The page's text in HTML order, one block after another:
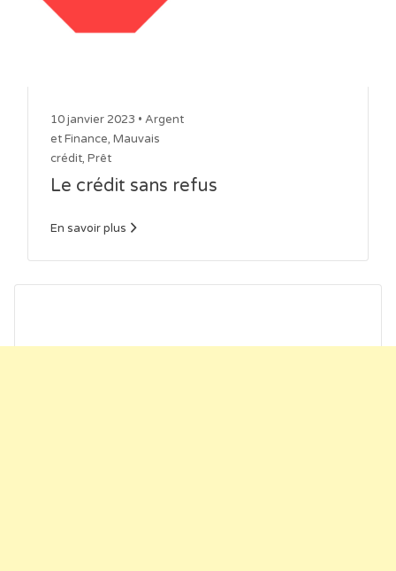
10 janvier 2023 • Argent
et Finance, Mauvais
crédit, Prêt
Le crédit sans refus
En savoir plus